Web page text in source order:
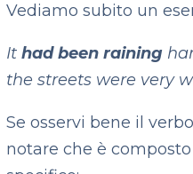
Vediamo subito un
Ithad been raining
the streets were very
Se osservi bene il
notare che è